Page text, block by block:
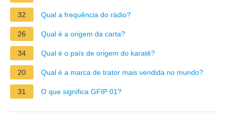
32 Qual a frequência do rádio?
26 Qual é a origem da carta?
34 Qual é o país de origem do karatê?
20 Qual é a marca de trator mais vendida no mundo?
31 O que significa GFIP 01?